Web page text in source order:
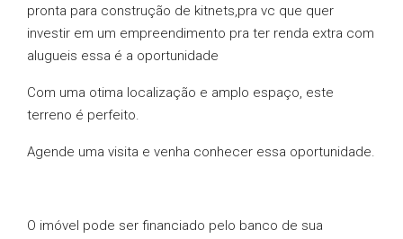
pronta para construção de kitnets,pra vc que quer
investir em um empreendimento pra ter renda extra com
alugueis essa é a oportunidade
Com uma otima localização e amplo espaço, este
terreno é perfeito.
Agende uma visita e venha conhecer essa oportunidade.
O imóvel pode ser financiado pelo banco de sua